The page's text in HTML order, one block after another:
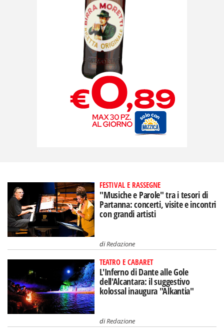
FESTIVAL E RASSEGNE
"Musiche e Parole" tra i tesori di
Partanna: concerti, visite e incontri
con grandi artisti
diRedazione
TEATRO E CABARET
L'Inferno di Dante alle Gole
dell'Alcantara: il suggestivo
kolossal inaugura "Alkantia"
diRedazione